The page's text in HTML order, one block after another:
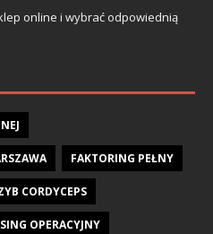
online i wybrać odpowiednią
FAKTORING PEŁNY
CORDYCEPS
OPERACYJNY